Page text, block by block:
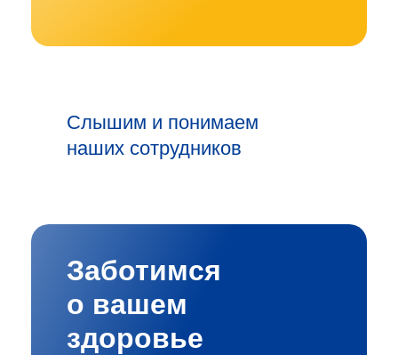
Слышим и понимаем
наших сотрудников
Заботимся
о вашем
здоровье